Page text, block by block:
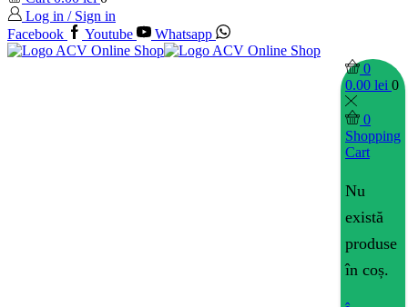
Log in / Sign in
Facebook
Youtube Whatsapp
0
0.00 lei 0
0
Shopping
Cart
Nu
există
produse
în coș.